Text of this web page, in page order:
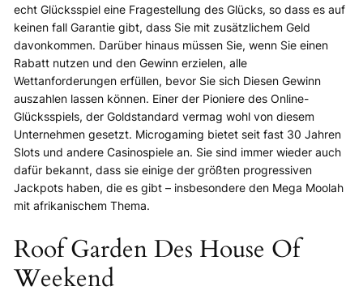
echt Glücksspiel eine Fragestellung des Glücks, so dass es auf
keinen fall Garantie gibt, dass Sie mit zusätzlichem Geld
davonkommen. Darüber hinaus müssen Sie, wenn Sie einen
Rabatt nutzen und den Gewinn erzielen, alle
Wettanforderungen erfüllen, bevor Sie sich Diesen Gewinn
auszahlen lassen können. Einer der Pioniere des Online-
Glücksspiels, der Goldstandard vermag wohl von diesem
Unternehmen gesetzt. Microgaming bietet seit fast 30 Jahren
Slots und andere Casinospiele an. Sie sind immer wieder auch
dafür bekannt, dass sie einige der größten progressiven
Jackpots haben, die es gibt – insbesondere den Mega Moolah
mit afrikanischem Thema.
Roof Garden Des House Of
Weekend